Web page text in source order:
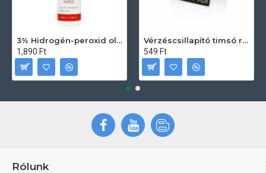
3% Hidrogén-peroxid oldat (sebfertőtlenítő) 100ml
1,890 Ft
Vérzéscsillapító timsó rúd 20db
549 Ft
Rólunk